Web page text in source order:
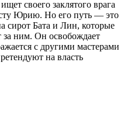
своего заклятого врага
Юрию. Но его путь — это
сирот Бата и Лин, которые
ним. Он освобождает
с другими мастерами
на власть